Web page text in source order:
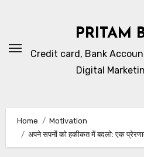
PRITAM
Credit card, Bank
Digital
Home
Motivation
अपने सपनों को हकीकत में बदलो: एक